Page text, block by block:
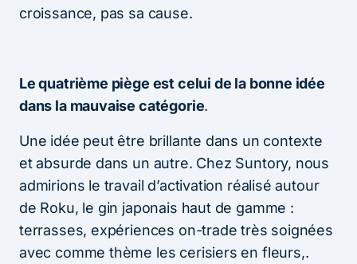
croissance, pas sa cause.
Le quatrième piège est celui de la bonne idée
dans la mauvaise catégorie.
Une idée peut être brillante dans un contexte
et absurde dans un autre. Chez Suntory, nous
admirions le travail d’activation réalisé autour
de Roku, le gin japonais haut de gamme :
terrasses, expériences on-trade très soignées
avec comme thème les cerisiers en fleurs,.